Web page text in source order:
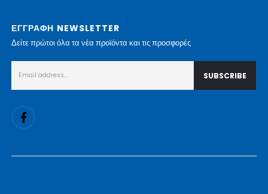
ΕΓΓΡΑΦΗ NEWSLETTER
Δείτε πρώτοι όλα τα νέα προϊόντα και τις προσφορές